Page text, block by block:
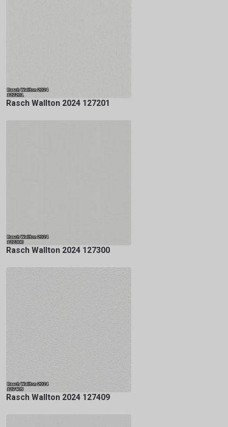
Rasch Wallton 2024 127201
Rasch Wallton 2024 127300
Rasch Wallton 2024 127409